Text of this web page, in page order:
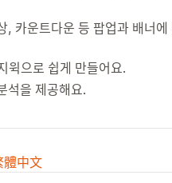
카운트다운 등 팝업과 배너
윅으로 쉽게 만들어요.
석을 제공해요.
體中文